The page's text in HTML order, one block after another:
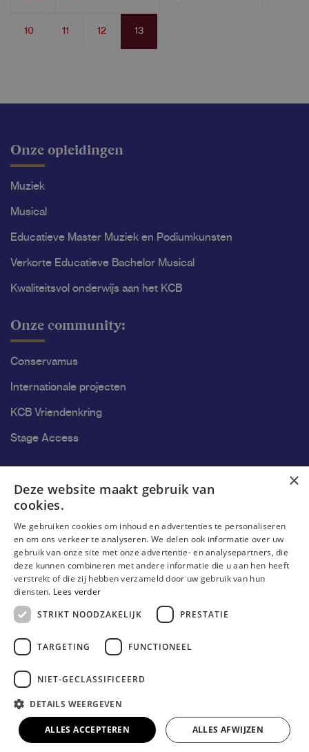
Page
10 Page
11 Page
12
Current
13
Onze opleidingen
Muziek
Musical
Educatieve Master Muziek en Podiumkunsten
Verkorte Educatieve Bachelor Musical
Kwaliteitsvol onderwijs aan het KCB
Onze community:
Conservamus
Internationale projecten
KCB Vriendenkring
Stage Access
Onderzoek
Onderzoeksgroepen
Onderzoekers
Onderzoeker worden
© Erasmushogeschool Brussel 2026
Cookieverklaring
Gebruiksvoorwaarden
Privacyverklaring
×
Deze website maakt gebruik van
cookies.
We gebruiken cookies om inhoud en advertenties te personaliseren
en om ons verkeer te analyseren. We delen ook informatie over uw
gebruik van onze site met onze advertentie- en analysepartners, die
deze kunnen combineren met andere informatie die u aan hen heeft
verstrekt of die zij hebben verzameld door uw gebruik van hun
diensten. Lees verder
STRIKT NOODZAKELIJK
PRESTATIE
TARGETING FUNCTIONEEL
NIET-GECLASSIFICEERD
DETAILS WEERGEVEN
ALLES ACCEPTEREN ALLES AFWIJZEN